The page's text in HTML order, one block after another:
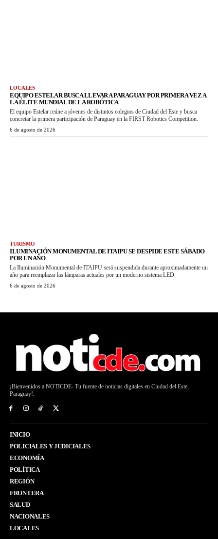
LOCALES
EQUIPO ESTELAR BUSCA LLEVAR A PARAGUAY POR PRIMERA VEZ A
LA ÉLITE MUNDIAL DE LA ROBÓTICA
El equipo Estelar reúne a jóvenes de distintos colegios de Ciudad del Este y busca
concretar la primera participación de Paraguay en la FIRST Robotics Competition.
6 de agosto de 2026
TURISMO
ILUMINACIÓN MONUMENTAL DE ITAIPU SE DESPIDE ESTE SÁBADO
POR UN AÑO
La Iluminación Monumental de ITAIPU será suspendida durante aproximadamente un
año para reemplazar las lámparas actuales por un moderno sistema LED.
6 de agosto de 2026
¡Bienvenidos a NOTICDE- Tu fuente de noticias digitales en Ciudad del Este,
Paraguay!.
INICIO
POLICIALES Y JUDICIALES
ECONOMÍA
POLÍTICA
REGIÓN
FRONTERA
SALUD
NACIONALES
LOCALES